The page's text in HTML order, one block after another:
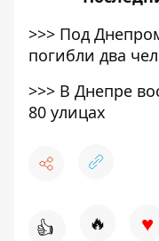
>>> Под
погибли два
>>> В Днепре
80 улицах
👍 🔥 ♥